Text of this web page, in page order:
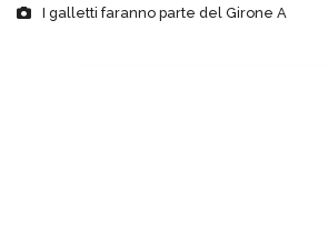
I galletti faranno parte del Girone A